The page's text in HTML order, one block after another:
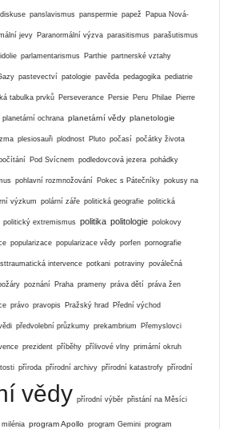
panslavismus panspermie papež Papua Nová-
jevy Paranormální výzva parasitismus parašutismus
parlamentarismus Parthie partnerské vztahy
pastevectví patologie pavěda pedagogika pediatrie
tabulka prvků Perseverance Persie Peru Philae Pierre
planetární ochrana planetární vědy planetologie
plesiosauři plodnost Pluto počasí počátky života
Pod Svícnem podledovcová jezera pohádky
pohlavní rozmnožování Pokec s Pátečníky pokusy na
výzkum polární záře politická geografie politická
politický extremismus politika politologie polokovy
popularizace popularizace vědy porfen pornografie
intervence potkani potraviny poválečná
poznání Praha prameny práva dětí práva žen
právo pravopis Pražský hrad Přední východ
předvolební průzkumy prekambrium Přemyslovci
prezident příběhy přílivové vlny primární okruh
příroda přírodní archivy přírodní katastrofy přírodní
vědy přírodní výběr přistání na Měsíci
program Apollo program Gemini program